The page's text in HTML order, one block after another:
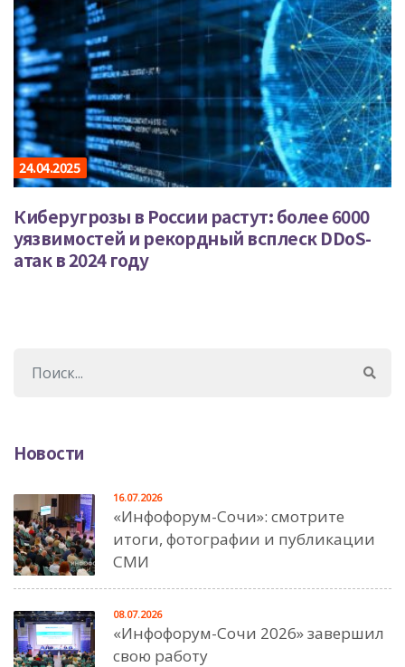
24.04.2025
Киберугрозы в России растут: более 6000
уязвимостей и рекордный всплеск DDoS-
атак в 2024 году
Новости
«Инфофорум-Сочи»: смотрите
итоги, фотографии и публикации
СМИ
16.07.2026
«Инфофорум-Сочи 2026» завершил
свою работу
08.07.2026